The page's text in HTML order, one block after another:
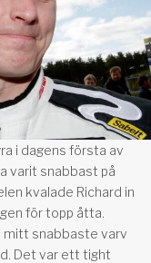
i dagens första av
varit snabbast på
kvalade Richard in
för topp åtta.
mitt snabbaste varv
Det var ett tight